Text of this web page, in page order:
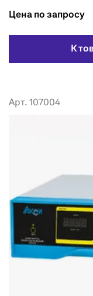
Цена по запросу
К
Арт. 107004